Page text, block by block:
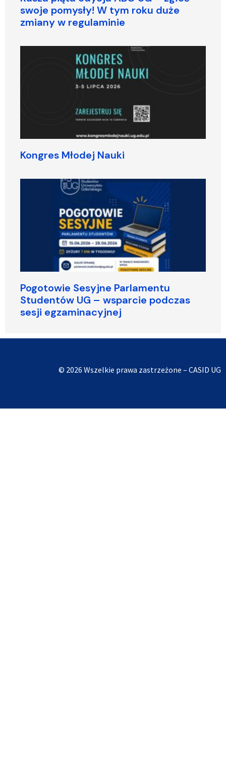
swoje pomysły! W tym roku duże
zmiany w regulaminie
Kongres Młodej Nauki
Pogotowie Sesyjne Parlamentu
Studentów UG – wsparcie podczas
sesji egzaminacyjnej
© 2026 Wszelkie prawa zastrzeżone – CASID UG